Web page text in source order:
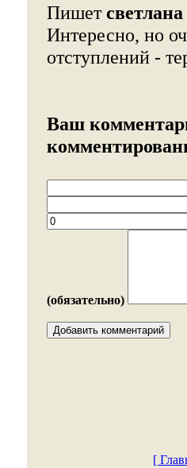
Пишетсветлана
Интересно, но
отступлений -
Ваш
(обязательно)
[